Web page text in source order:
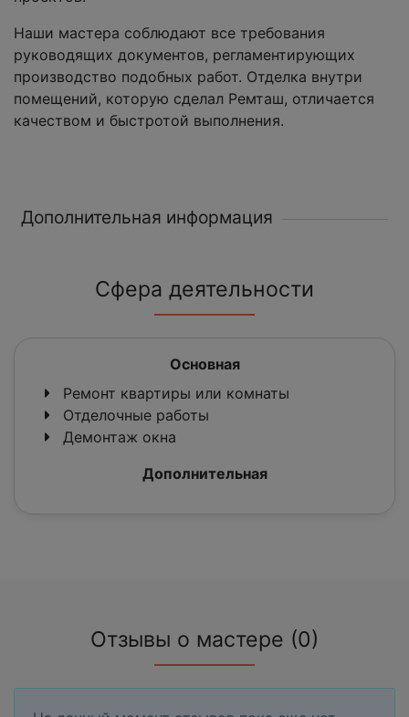
Наши мастера соблюдают все требования
руководящих документов, регламентирующих
производство подобных работ. Отделка внутри
помещений, которую сделал Ремташ, отличается
качеством и быстротой выполнения.
Дополнительная информация
Сфера деятельности
Основная
Ремонт квартиры или комнаты
Отделочные работы
Демонтаж окна
Дополнительная
Отзывы о мастере (0)